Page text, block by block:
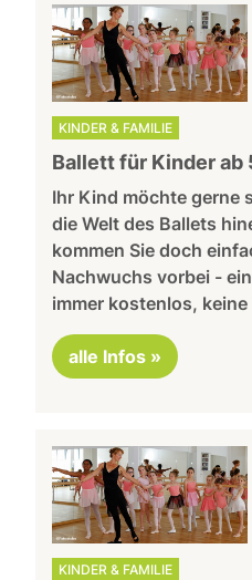
KINDER & FAMILIE
Ballett für Kinder ab
Ihr Kind möchte gerne
die Welt des Ballets
kommen Sie doch
Nachwuchs vorbei -
immer kostenlos,
alle Infos »
KINDER & FAMILIE